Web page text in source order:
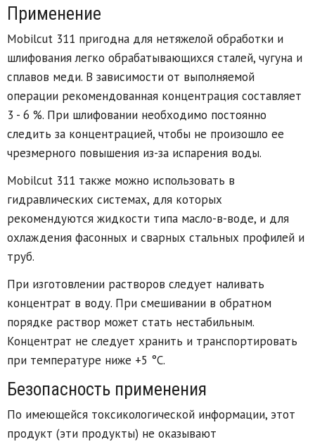
Применение
Mobilcut 311 пригодна для нетяжелой обработки и
шлифования легко обрабатывающихся сталей, чугуна и
сплавов меди. В зависимости от выполняемой
операции рекомендованная концентрация составляет
3 - 6 %. При шлифовании необходимо постоянно
следить за концентрацией, чтобы не произошло ее
чрезмерного повышения из-за испарения воды.
Mobilcut 311 также можно использовать в
гидравлических системах, для которых
рекомендуются жидкости типа масло-в-воде, и для
охлаждения фасонных и сварных стальных профилей и
труб.
При изготовлении растворов следует наливать
концентрат в воду. При смешивании в обратном
порядке раствор может стать нестабильным.
Концентрат не следует хранить и транспортировать
при температуре ниже +5 °С.
Безопасность применения
По имеющейся токсикологической информации, этот
продукт (эти продукты) не оказывают